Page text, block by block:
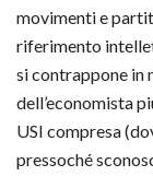
movimenti e
riferimento
si contrappone in
dell’economista
USI compresa
pressoché